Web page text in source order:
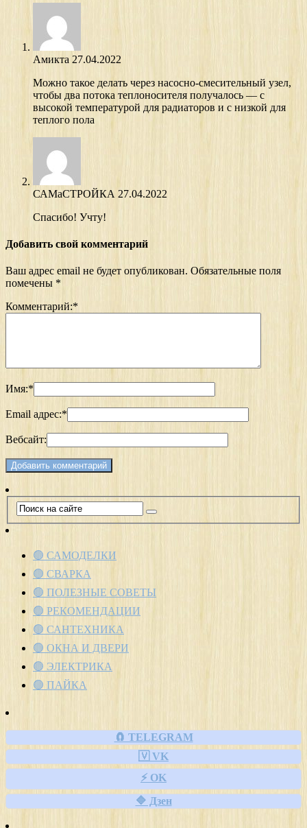
Амикта 27.04.2022
Можно такое делать через насосно-смесительный узел,
чтобы два потока теплоносителя получалось — с
высокой температурой для радиаторов и с низкой для
теплого пола
САМаСТРОЙКА 27.04.2022
Спасибо! Учту!
Добавить свой комментарий
Ваш адрес email не будет опубликован. Обязательные поля
помечены *
Комментарий:*
Имя:*
Email адрес:*
Вебсайт:
🟢 САМОДЕЛКИ
🟢 СВАРКА
🟢 ПОЛЕЗНЫЕ СОВЕТЫ
🟢 РЕКОМЕНДАЦИИ
🟢 САНТЕХНИКА
🟢 ОКНА И ДВЕРИ
🟢 ЭЛЕКТРИКА
🟢 ПАЙКА
🧲 TELEGRAM
🇻 VK
⚡ OK
🔷 Дзен